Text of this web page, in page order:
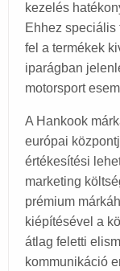
kezelés
Ehhez speciális
fel a termékek
iparágban
motorsport
A Hankook
európai
értékesítési
marketing
prémium
kiépítésével a
átlag feletti
kommunikáció